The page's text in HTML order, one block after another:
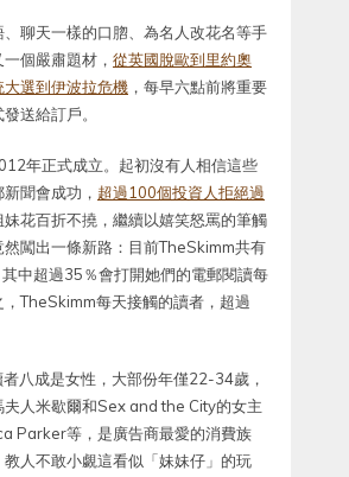
聊天一樣的口脗、為名人改花名等手
個嚴肅題材， 從英國脫歐到里約奧
選到伊波拉危機 ，每早六點前將重要
送給訂戶。
年正式成立。起初沒有人相信這些
聞會成功， 超過100個投資人拒絕過
妹花百折不撓，繼續以嬉笑怒罵的筆觸
然闖出一條新路：目前TheSkimm共有
中超過35％會打開她們的電郵閱讀每
，TheSkimm每天接觸的讀者，超過
八成是女性，大部份年僅22-34歲，
夫人米歇爾和Sex and the City的女主
Parker等，是廣告商最愛的消費族
人不敢小覷這看似「妹妹仔」的玩